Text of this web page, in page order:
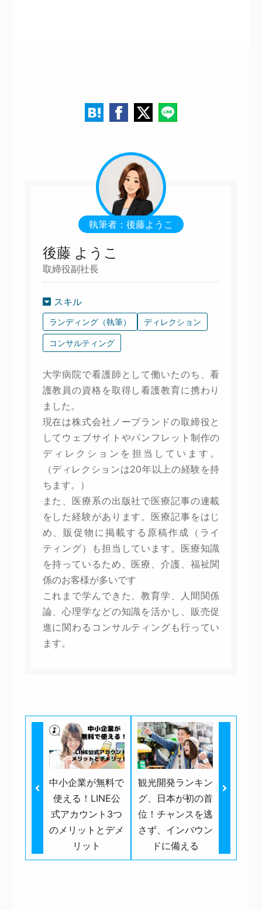
執筆者：後藤ようこ
後藤 ようこ
取締役副社長
スキル
ランディング（執筆） ディレクション
コンサルティング
大学病院で看護師として働いたのち、看
護教員の資格を取得し看護教育に携わり
ました。
現在は株式会社ノーブランドの取締役と
してウェブサイトやパンフレット制作の
ディレクションを担当しています。
（ディレクションは20年以上の経験を持
ちます。）
また、医療系の出版社で医療記事の連載
をした経験があります。医療記事をはじ
め、販促物に掲載する原稿作成（ライ
ティング）も担当しています。医療知識
を持っているため、医療、介護、福祉関
係のお客様が多いです
これまで学んできた、教育学、人間関係
論、心理学などの知識を活かし、販売促
進に関わるコンサルティングも行ってい
ます。
中小企業が無料で
使える！LINE公
式アカウント3つ
のメリットとデメ
リット
観光開発ランキン
グ、日本が初の首
位！チャンスを逃
さず、インバウン
ドに備える